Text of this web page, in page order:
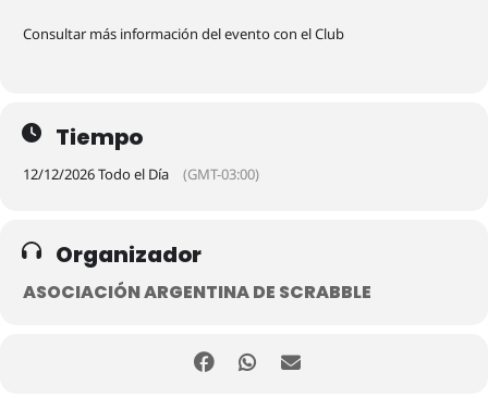
Consultar más información del evento con el Club
Tiempo
12/12/2026 Todo el Día (GMT-03:00)
Organizador
ASOCIACIÓN ARGENTINA DE SCRABBLE